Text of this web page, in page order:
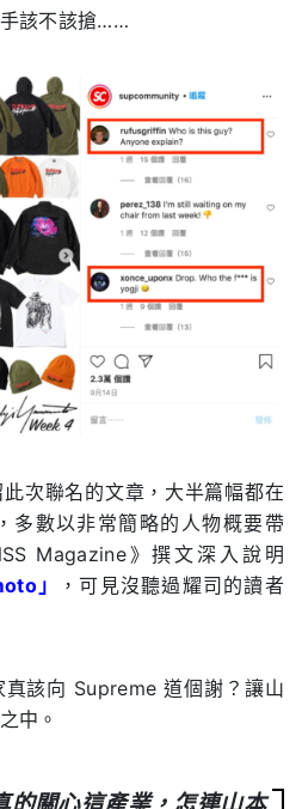
該不該搶……
次聯名的文章，大半篇幅都在
多數以非常簡略的人物概要帶
Magazine》撰文深入說明
」
，可見沒聽過耀司的讀者
該向 Supreme 道個謝？讓山
中。